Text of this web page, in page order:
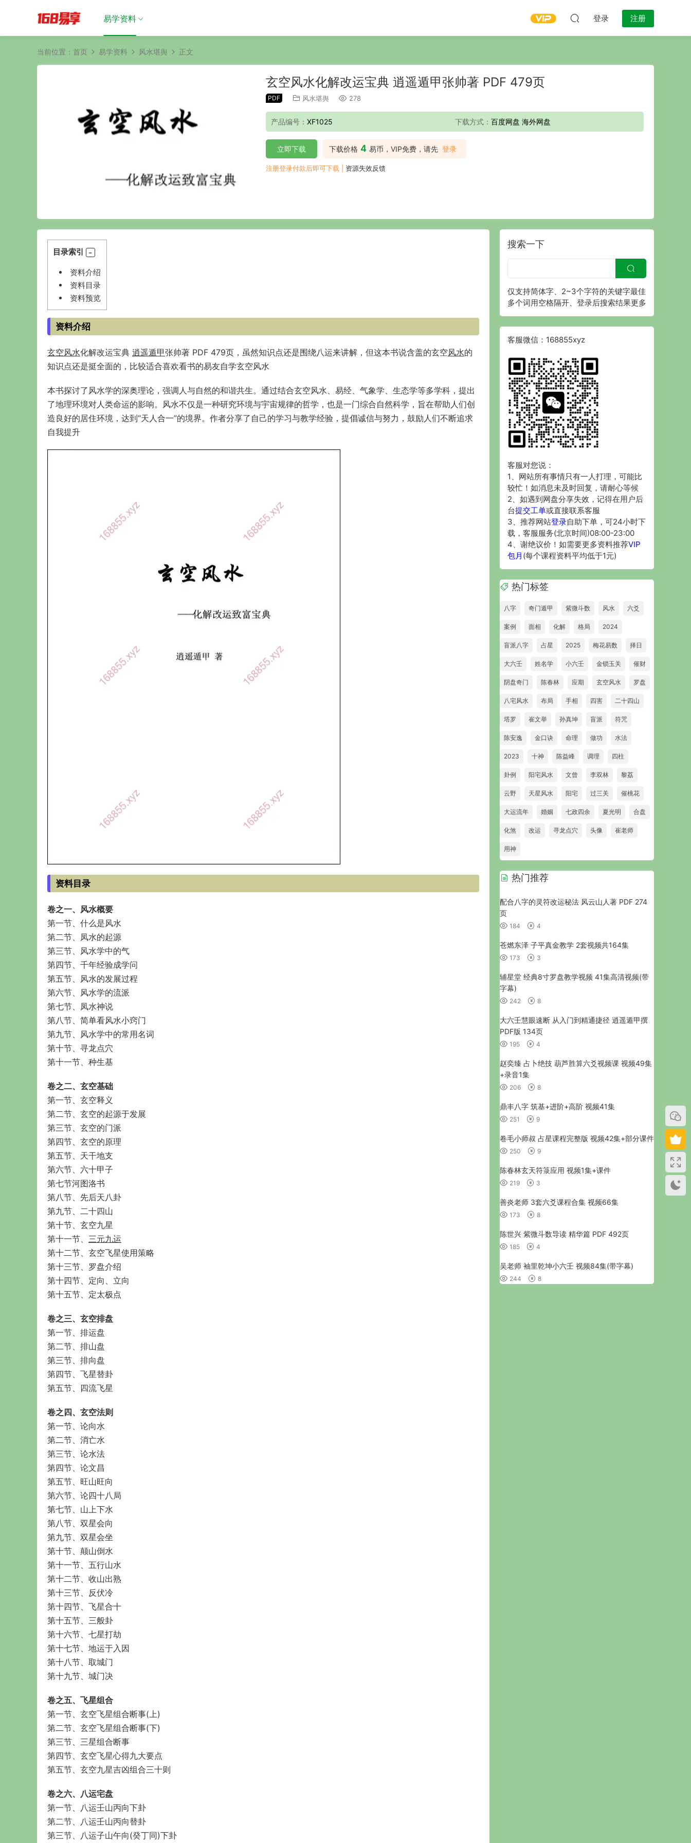
易学资料 登录 注册
当前位置： 首页 易学资料 风水堪舆 正文
玄空风水化解改运宝典 逍遥遁甲张帅著 PDF 479页
PDF 风水堪舆 278
产品编号： XF1025 下载方式： 百度网盘 海外网盘
下载价格 4 易币，VIP免费，请先 登录
立即下载
注册登录付款后即可下载 | 资源失效反馈
目录索引
资料介绍
资料目录
资料预览
资料介绍
玄空风水化解改运宝典 逍遥遁甲张帅著 PDF 479页，虽然知识点还是围绕八运来讲解，但这本书说含盖的玄空风水的
知识点还是挺全面的，比较适合喜欢看书的易友自学玄空风水
本书探讨了风水学的深奥理论，强调人与自然的和谐共生。通过结合玄空风水、易经、气象学、生态学等多学科，提出
了地理环境对人类命运的影响。风水不仅是一种研究环境与宇宙规律的哲学，也是一门综合自然科学，旨在帮助人们创
造良好的居住环境，达到“天人合一”的境界。作者分享了自己的学习与教学经验，提倡诚信与努力，鼓励人们不断追求
自我提升
资料目录
卷之一、风水概要
第一节、什么是风水
第二节、凤水的起源
第三节、风水学中的气
第四节、千年经验成学问
第五节、风水的发展过程
第六节、风水学的流派
第七节、凤水神说
第八节、简单看风水小窍门
第九节、风水学中的常用名词
第十节、寻龙点穴
第十一节、种生基
卷之二、玄空基础
第一节、玄空释义
第二节、玄空的起源于发展
第三节、玄空的门派
第四节、玄空的原理
第五节、天干地支
第六节、六十甲子
第七节河图洛书
第八节、先后天八卦
第九节、二十四山
第十节、玄空九星
第十一节、 三元九运
第十二节、玄空飞星使用策略
第十三节、罗盘介绍
第十四节、定向、立向
第十五节、定太极点
卷之三、玄空排盘
第一节、排运盘
第二节、排山盘
第三节、排向盘
第四节、飞星替卦
第五节、四流飞星
卷之四、玄空法则
第一节、论向水
第二节、消亡水
第三节、论水法
第四节、论文昌
第五节、旺山旺向
第六节、论四十八局
第七节、山上下水
第八节、双星会向
第九节、双星会坐
第十节、颠山倒水
第十一节、五行山水
第十二节、收山出熟
第十三节、反伏冷
第十四节、飞星合十
第十五节、三般卦
第十六节、七星打劫
第十七节、地运于入因
第十八节、取城门
第十九节、城门决
卷之五、飞星组合
第一节、玄空飞星组合断事(上)
第二节、玄空飞星组合断事(下)
第三节、三星组合断事
第四节、玄空飞星心得九大要点
第五节、玄空九星吉凶组合三十则
卷之六、八运宅盘
第一节、八运壬山丙向下卦
第二节、八运壬山丙向替卦
第三节、八运子山午向(癸丁同)下卦
搜索一下
仅支持简体字、2~3个字符的关键字最佳
多个词用空格隔开、登录后搜索结果更多
客服微信：168855xyz
客服对您说：
1、网站所有事情只有一人打理，可能比
较忙！如消息未及时回复，请耐心等候
2、如遇到网盘分享失效，记得在用户后
台提交工单或直接联系客服
3、推荐网站登录自助下单，可24小时下
载，客服服务(北京时间)08:00-23:00
4、谢绝议价！如需要更多资料推荐VIP
包月 (每个课程资料平均低于1元)
热门标签
八字 奇门遁甲 紫微斗数 风水 六爻
案例 面相 化解 格局 2024
盲派八字 占星 2025 梅花易数 择日
大六壬 姓名学 小六壬 金锁玉关 催财
阴盘奇门 陈春林 应期 玄空风水 罗盘
八宅风水 布局 手相 四害 二十四山
塔罗 崔文举 孙真坤 盲派 符咒
陈安逸 金口诀 命理 做功 水法
2023 十神 陈益峰 调理 四柱
卦例 阳宅风水 文曾 李双林 黎荔
云野 天星风水 阳宅 过三关 催桃花
大运流年 婚姻 七政四余 夏光明 合盘
化煞 改运 寻龙点穴 头像 崔老师
用神
热门推荐
配合八字的灵符改运秘法 风云山人著 PDF 274
页
184 4
苍燃东泽 子平真金教学 2套视频共164集
173 3
辅星堂 经典8寸罗盘教学视频 41集高清视频(带
字幕)
242 8
大六壬慧眼速断 从入门到精通捷径 逍遥遁甲撰
PDF版 134页
195 4
赵奕臻 占卜绝技 葫芦胜算六爻视频课 视频49集
+录音1集
206 8
鼎丰八字 筑基+进阶+高阶 视频41集
251 9
卷毛小师叔 占星课程完整版 视频42集+部分课件
250 9
陈春林玄天符箓应用 视频1集+课件
219 3
善炎老师 3套六爻课程合集 视频66集
173 8
陈世兴 紫微斗数导读 精华篇 PDF 492页
185 4
吴老师 袖里乾坤小六壬 视频84集(带字幕)
244 8